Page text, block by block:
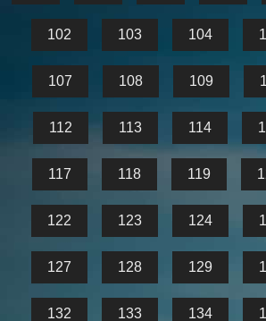
102 103 104
107 108 109
112 113 114
117 118 119
122 123 124
127 128 129
132 133 134